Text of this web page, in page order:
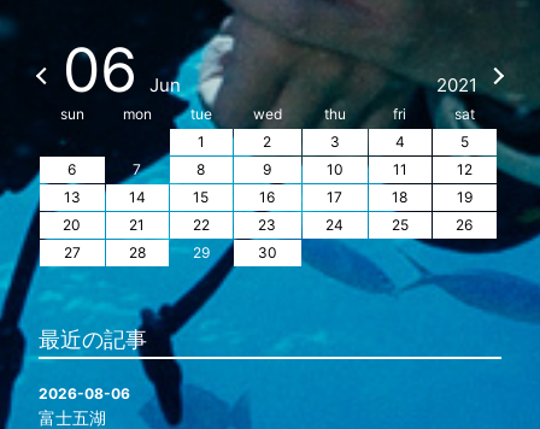
06 Jun 2021
sun mon tue wed thu fri
sat
1
2 3 4
5
6
7 8 9 10 11
12
13
14 15 16 17 18
19
20
21 22 23 24 25
26
27
28 29 30
最近の記事
2026-08-06
富士五湖